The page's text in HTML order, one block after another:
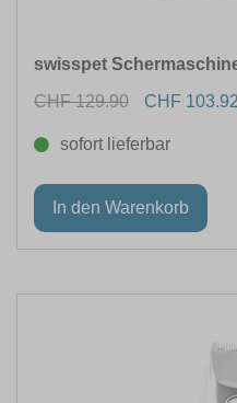
swisspet
CHF 129.90
CHF 103.92
sofort lieferbar